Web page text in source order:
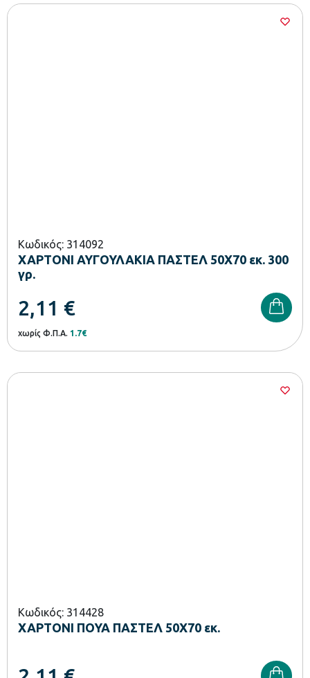
Κωδικός: 314092
ΧΑΡΤΟΝΙ ΑΥΓΟΥΛΑΚΙΑ ΠΑΣΤΕΛ 50Χ70 εκ. 300
γρ.
2,11 €
χωρίς Φ.Π.Α. 1.7€
Κωδικός: 314428
ΧΑΡΤΟΝΙ ΠΟΥΑ ΠΑΣΤΕΛ 50Χ70 εκ.